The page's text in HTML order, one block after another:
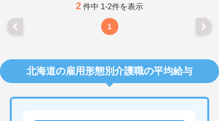
2 件中 1-2件を表示
1
北海道の雇用形態別介護職の平均給与